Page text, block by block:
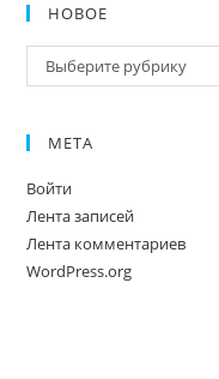
НОВОЕ
Новое
Выберите рубрику
МЕТА
Войти
Лента записей
Лента комментариев
WordPress.org